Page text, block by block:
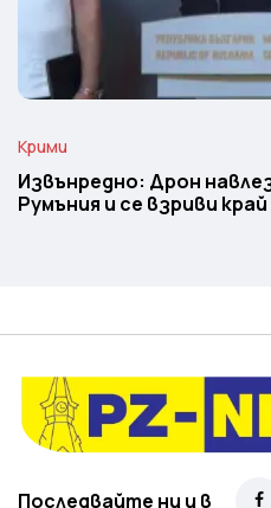
Крими
Извънредно: Дрон
Румъния и се взриви
Последвайте ни и в